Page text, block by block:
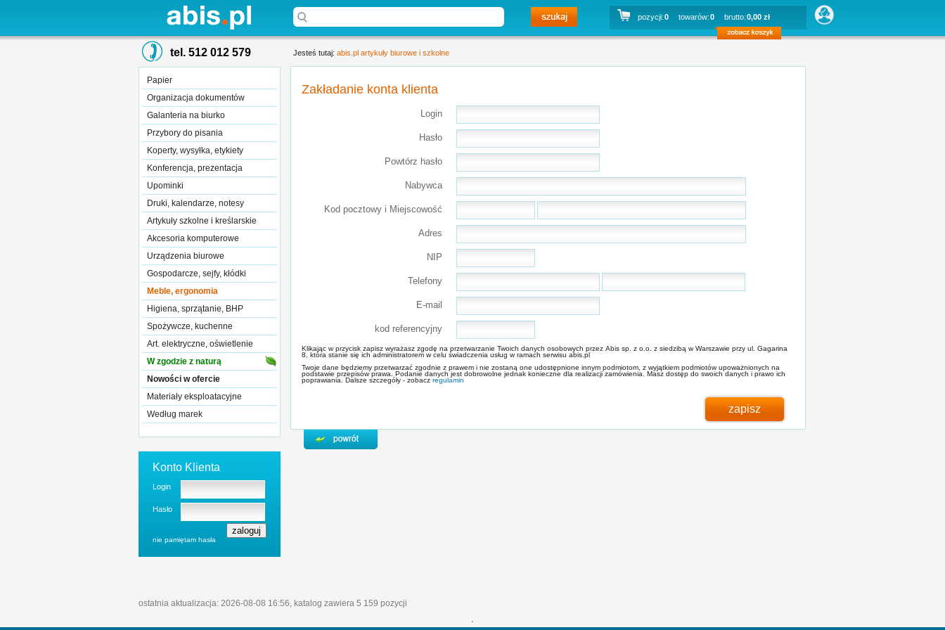
pozycji:0 towarów:0 brutto:0,00 zł
tel. 512 012 579
Papier
Organizacja dokumentów
Galanteria na biurko
Przybory do pisania
Koperty, wysyłka, etykiety
Konferencja, prezentacja
Upominki
Druki, kalendarze, notesy
Artykuły szkolne i kreślarskie
Akcesoria komputerowe
Urządzenia biurowe
Gospodarcze, sejfy, kłódki
Meble, ergonomia
Higiena, sprzątanie, BHP
Spożywcze, kuchenne
Art. elektryczne, oświetlenie
W zgodzie z naturą
Nowości w ofercie
Materiały eksploatacyjne
Według marek
Konto Klienta
Login
Hasło
nie pamiętam hasła
Jesteś tutaj: abis.pl artykuły biurowe i szkolne
Zakładanie konta klienta
Login
Hasło
Powtórz hasło
Nabywca
Kod pocztowy i Miejscowość
Adres
NIP
Telefony
E-mail
kod referencyjny
Klikając w przycisk zapisz wyrażasz zgodę na przetwarzanie Twoich danych osobowych przez Abis sp. z o.o. z siedzibą w Warszawie przy ul. Gagarina
8, która stanie się ich administratorem w celu świadczenia usług w ramach serwisu abis.pl
Twoje dane będziemy przetwarzać zgodnie z prawem i nie zostaną one udostępnione innym podmiotom, z wyjątkiem podmiotów upoważnionych na
podstawie przepisów prawa. Podanie danych jest dobrowolne jednak konieczne dla realizacji zamówienia. Masz dostęp do swoich danych i prawo ich
poprawiania. Dalsze szczegóły - zobacz regulamin
ostatnia aktualizacja: 2026-08-08 16:56, katalog zawiera 5 159 pozycji
'